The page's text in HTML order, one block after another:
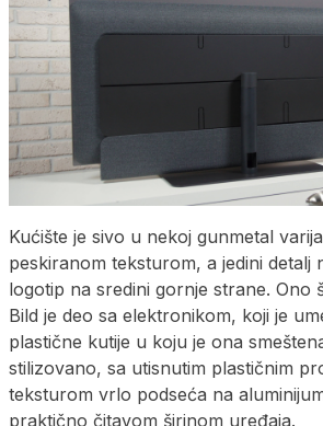
Kućište je sivo u nekoj gunmetal
peskiranom teksturom, a jedini detalj
logotip na sredini gornje strane. Ono
Bild je deo sa elektronikom, koji je
plastične kutije u koju je ona
stilizovano, sa utisnutim plastičnim
teksturom vrlo podseća na
praktično čitavom širinom uređaja.